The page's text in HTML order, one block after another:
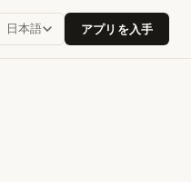
日本語 アプリを入手